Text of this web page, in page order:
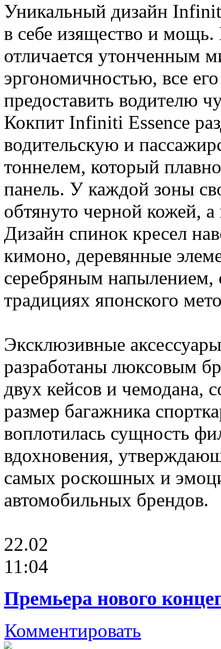
Уникальный дизайн
в себе изящество и мощь.
отличается утонченным
эргономичностью, все
предоставить водителю
Кокпит Infiniti Essence
водительскую и
тоннелем, который
панель. У каждой зоны
обтянуто черной кожей,
Дизайн спинок кресел
кимоно, деревянные
серебряным
традициях японского
Эксклюзивные
разработаны люксовым
двух кейсов и чемодана,
размер багажника
воплотилась сущность
вдохновения,
самых роскошных и
автомобильных брендов.
22.02
11:04
Премьера нового
Комментировать